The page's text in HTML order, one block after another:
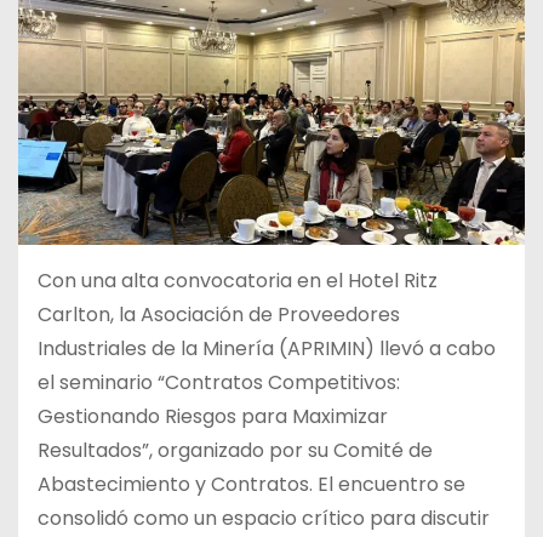
Con una alta convocatoria en el Hotel Ritz
Carlton, la Asociación de Proveedores
Industriales de la Minería (APRIMIN) llevó a cabo
el seminario “Contratos Competitivos:
Gestionando Riesgos para Maximizar
Resultados”, organizado por su Comité de
Abastecimiento y Contratos. El encuentro se
consolidó como un espacio crítico para discutir